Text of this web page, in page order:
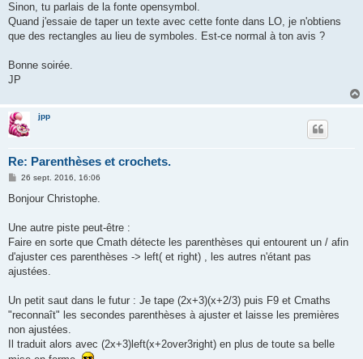
Sinon, tu parlais de la fonte opensymbol.
Quand j'essaie de taper un texte avec cette fonte dans LO, je n'obtiens
que des rectangles au lieu de symboles. Est-ce normal à ton avis ?
Bonne soirée.
JP
jpp
Re: Parenthèses et crochets.
M
s
g
26 sept. 2016, 16:06
Bonjour Christophe.
Une autre piste peut-être :
Faire en sorte que Cmath détecte les parenthèses qui entourent un / afin
d'ajuster ces parenthèses -> left( et right) , les autres n'étant pas
ajustées.
Un petit saut dans le futur : Je tape (2x+3)(x+2/3) puis F9 et Cmaths
"reconnaît" les secondes parenthèses à ajuster et laisse les premières
non ajustées.
Il traduit alors avec (2x+3)left(x+2over3right) en plus de toute sa belle